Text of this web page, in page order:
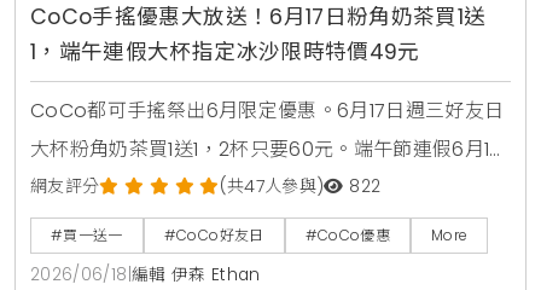
CoCo手搖優惠大放送！6月17日粉角奶茶買1送
1，端午連假大杯指定冰沙限時特價49元
CoCo都可手搖祭出6月限定優惠。6月17日週三好友日
大杯粉角奶茶買1送1，2杯只要60元。端午節連假6月19
日至6月21日加碼消暑活動，大杯芒果冰沙、雪沙椰椰
咖啡、雪沙椰椰冬瓜3款指定特調冰沙限時特價49元。
網友評分 (共47人參與) 822
#買一送一 #CoCo好友日 #CoCo優惠 More
2026/06/18 編輯 伊森 Ethan